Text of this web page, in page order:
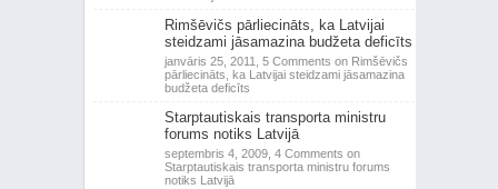
Rimšēvičs pārliecināts, ka Latvijai
steidzami jāsamazina budžeta deficīts
janvāris 25, 2011, 5 Comments on Rimšēvičs
pārliecināts, ka Latvijai steidzami jāsamazina
budžeta deficīts
Starptautiskais transporta ministru
forums notiks Latvijā
septembris 4, 2009, 4 Comments on
Starptautiskais transporta ministru forums
notiks Latvijā